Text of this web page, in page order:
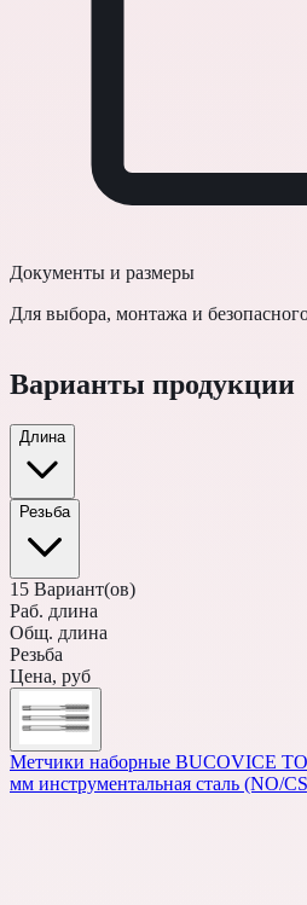
Документы и размеры
Для выбора, монтажа и
Варианты продукции
Длина
Резьба
15 Вариант(ов)
Раб. длина
Общ. длина
Резьба
Цена, руб
Метчики наборные BUCOVICE
мм инструментальная сталь (NO/